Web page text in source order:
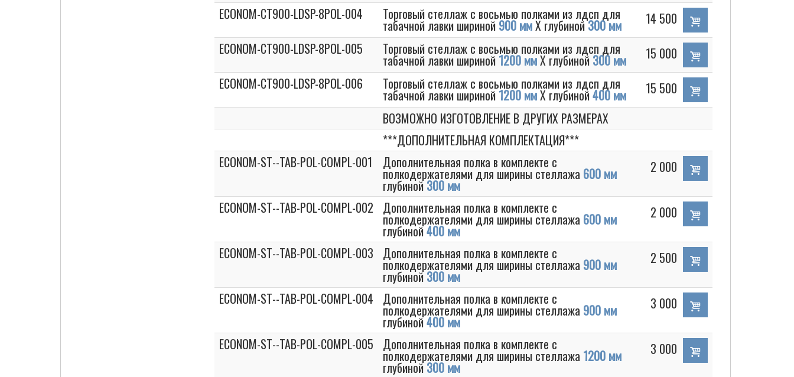
ECONOM-CT900-LDSP-8POL-004
Торговый стеллаж с восьмью полками из лдсп для
табачной лавки шириной 900 ммХ глубиной300 мм
14 500
ECONOM-CT900-LDSP-8POL-005
Торговый стеллаж с восьмью полками из лдсп для
табачной лавки шириной 1200 ммХ глубиной 300 мм
15 000
ECONOM-CT900-LDSP-8POL-006
Торговый стеллаж с восьмью полками из лдсп для
табачной лавки шириной 1200 ммХ глубиной400 мм
15 500
ВОЗМОЖНО ИЗГОТОВЛЕНИЕ В ДРУГИХ РАЗМЕРАХ
***ДОПОЛНИТЕЛЬНАЯ КОМПЛЕКТАЦИЯ***
ECONOM-ST--TAB-POL-COMPL-001
Дополнительная полка в комплекте с
полкодержателями для ширины стеллажа 600 мм
глубиной300 мм
2 000
ECONOM-ST--TAB-POL-COMPL-002 Дополнительная полка в комплекте с
полкодержателями для ширины стеллажа 600 мм
глубиной400 мм
2 000
ECONOM-ST--TAB-POL-COMPL-003 Дополнительная полка в комплекте с
полкодержателями для ширины стеллажа 900 мм
глубиной300 мм
2 500
ECONOM-ST--TAB-POL-COMPL-004 Дополнительная полка в комплекте с
полкодержателями для ширины стеллажа 900 мм
глубиной400 мм
3 000
ECONOM-ST--TAB-POL-COMPL-005 Дополнительная полка в комплекте с
полкодержателями для ширины стеллажа 1200 мм
глубиной300 мм
3 000